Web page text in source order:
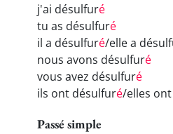
j'ai désulfuré
tu as désulfuré
il a désulfuré/elle a
nous avons désulfuré
vous avez désulfuré
ils ont désulfuré/elles
Passé simple